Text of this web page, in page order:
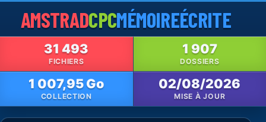
AMSTRADCPCMÉMOIREÉCRITE
31 493
FICHIERS
1 907
DOSSIERS
1 007,95 Go
COLLECTION
02/08/2026
MISE À JOUR